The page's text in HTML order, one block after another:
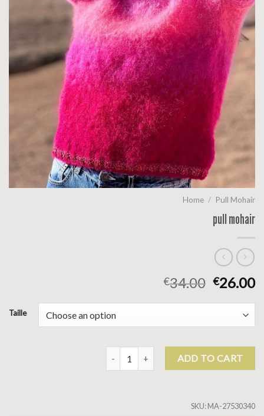
Home / Pull Mohair
pull mohair
€34.00 €26.00
Taille
ADD TO CART
SKU:MA-27530340